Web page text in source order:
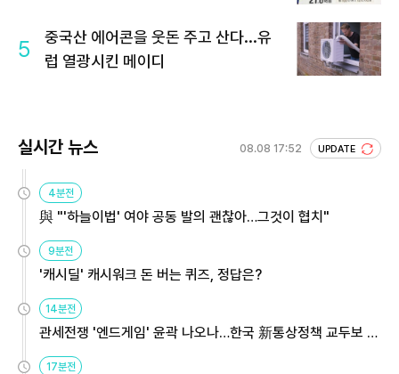
5
중국산 에어콘을 웃돈 주고 산다...유
럽 열광시킨 메이디
실시간 뉴스 08.08 17:52 UPDATE
4분전
與 "'하늘이법' 여야 공동 발의 괜찮아…그것이 협치"
9분전
'캐시딜' 캐시워크 돈 버는 퀴즈, 정답은?
14분전
관세전쟁 '엔드게임' 윤곽 나오나…한국 新통상정책 교두보 활
용해야
17분전